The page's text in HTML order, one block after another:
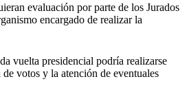
evaluación por parte de los Jurados
encargado de realizar la
vuelta presidencial podría realizarse
votos y la atención de eventuales